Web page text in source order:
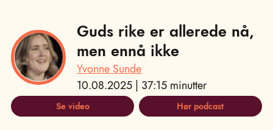
Guds rike er allerede nå,
men ennå ikke
Yvonne Sunde
10.08.2025 | 37:15 minutter
Se video Hør podcast